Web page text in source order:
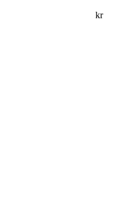
kr